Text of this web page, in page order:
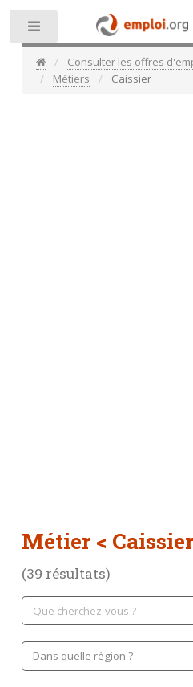
Consulter les offres
Métiers
Caissier
Métier <
(39 résultats)
Toggle